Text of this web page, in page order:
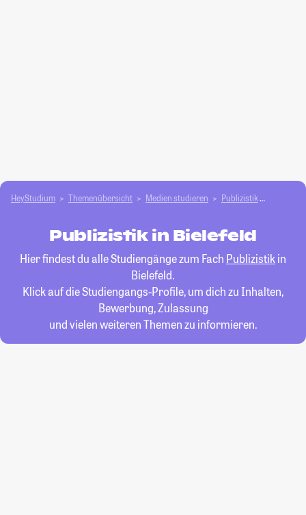
HeyStudium Themenübersicht Medien studieren Publizistik
Publizistik in Bielefeld
Hier findest du alle Studiengänge zum Fach Publizistikin
Bielefeld.
Klick auf die Studiengangs-Profile, um dich zu Inhalten,
Bewerbung, Zulassung
und vielen weiteren Themen zu informieren.